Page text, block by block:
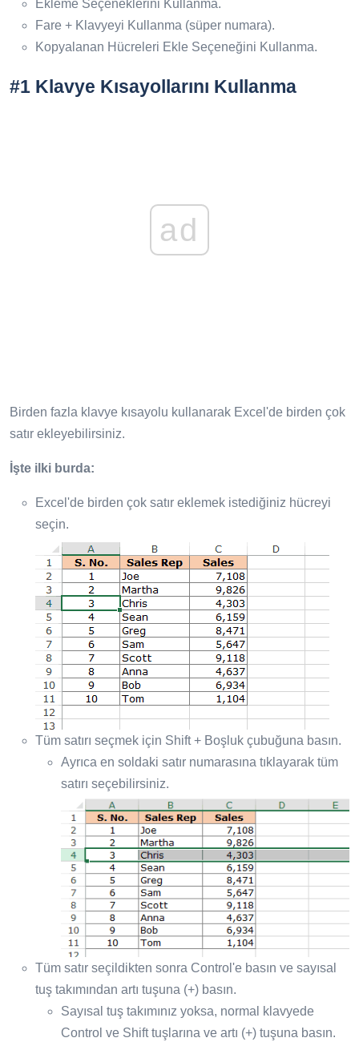
Ekleme Seçeneklerini Kullanma.
Fare + Klavyeyi Kullanma (süper numara).
Kopyalanan Hücreleri Ekle Seçeneğini Kullanma.
#1 Klavye Kısayollarını Kullanma
ad
Birden fazla klavye kısayolu kullanarak Excel'de birden çok
satır ekleyebilirsiniz.
İşte ilki burda:
Excel'de birden çok satır eklemek istediğiniz hücreyi
seçin.
Tüm satırı seçmek için Shift + Boşluk çubuğuna basın.
Ayrıca en soldaki satır numarasına tıklayarak tüm
satırı seçebilirsiniz.
Tüm satır seçildikten sonra Control'e basın ve sayısal
tuş takımından artı tuşuna (+) basın.
Sayısal tuş takımınız yoksa, normal klavyede
Control ve Shift tuşlarına ve artı (+) tuşuna basın.